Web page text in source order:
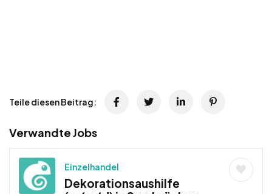
Teile diesen Beitrag:
Verwandte Jobs
Einzelhandel
Dekorationsaushilfe